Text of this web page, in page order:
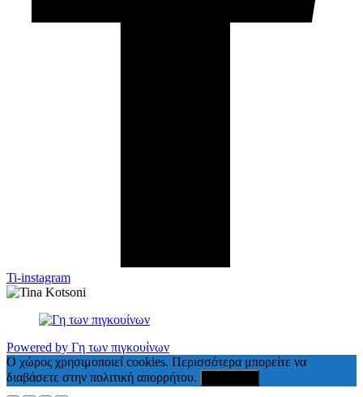
Ti-instagram
Powered by Γη των πιγκουίνων
Ο χώρος χρησιμοποιεί cookies. Περισσότερα μπορείτε να
διαβάσετε στην πολιτική απορρήτου.